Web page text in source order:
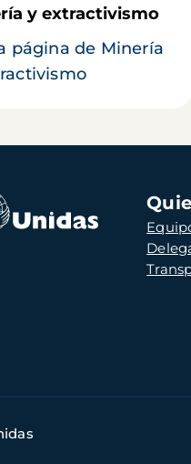
y extractivismo
página de Minería
principal